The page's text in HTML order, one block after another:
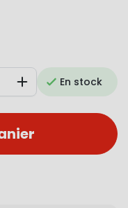
AugmenterEn stock